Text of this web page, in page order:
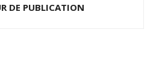
DE PUBLICATION